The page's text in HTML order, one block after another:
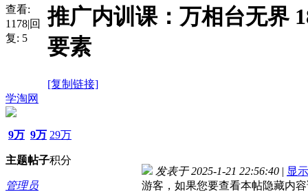
查看:
1178|回
复: 5
推广内训课：万相台无界
要素
[复制链接]
学淘网
9万
主题
9万
帖子
29万
积分
管理员
发表于 2025-1-21 22:56:40 | 显
游客，如果您要查看本帖隐藏内